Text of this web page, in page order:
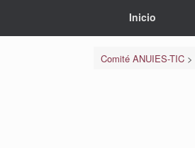
Inicio
Comité ANUIES-TIC>